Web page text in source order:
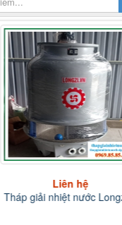
Liên hệ
Tháp giải nhiệt nước